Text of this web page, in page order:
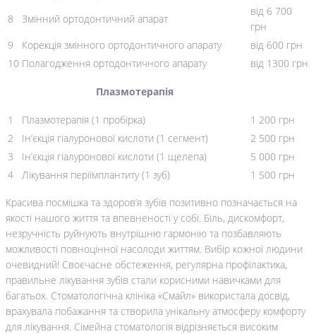
8
Змінний ортодонтичний апарат
від 6 700
грн
9
Корекція змінного ортодонтичного апарату
від 600 грн
10 Полагодження ортодонтичного апарату від 1300 грн
Плазмотерапія
1 Плазмотерапія (1 пробірка)
1 200 грн
2
Ін’єкція гіалуронової кислоти (1 сегмент)
2 500 грн
3
Ін’єкція гіалуронової кислоти (1 щелепа)
5 000 грн
4
Лікування періїмплантиту (1 зуб) 1 500 грн
Красива посмішка та здоров’я зубів позитивно позначається на
якості нашого життя та впевненості у собі. Біль, дискомфорт,
незручність руйнують внутрішню гармонію та позбавляють
можливості повноцінної насолоди життям. Вибір кожної людини
очевидний! Своєчасне обстеження, регулярна профілактика,
правильне лікування зубів стали корисними навичками для
багатьох. Стоматологічна клініка «Смайл» використала досвід,
врахувала побажання та створила унікальну атмосферу комфорту
для лікування. Сімейна стоматологія відрізняється високим